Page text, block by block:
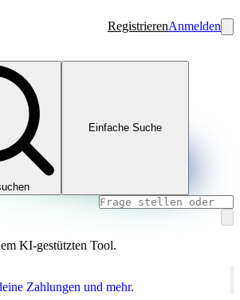
RegistrierenAnmelden
Einfache Suche
KI-gestützten Tool.
Zahlungen und mehr.